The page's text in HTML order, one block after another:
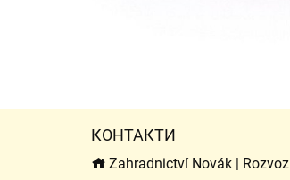
КОНТАКТИ
Zahradnictví Novák | Rozvoz